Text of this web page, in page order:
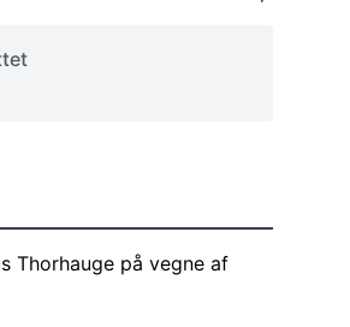
Thorhauge på vegne af